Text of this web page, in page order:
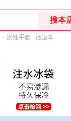
一次性手套 搬运车